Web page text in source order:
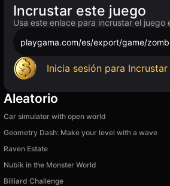
Incrustar este juego
Usa este enlace para incrustar el
playgama.com/es/export/game/
Inicia sesión para
Aleatorio
Car simulator with open world
Geometry Dash: Make your level with a wave
Raven Estate
Nubik in the Monster World
Billiard Challenge